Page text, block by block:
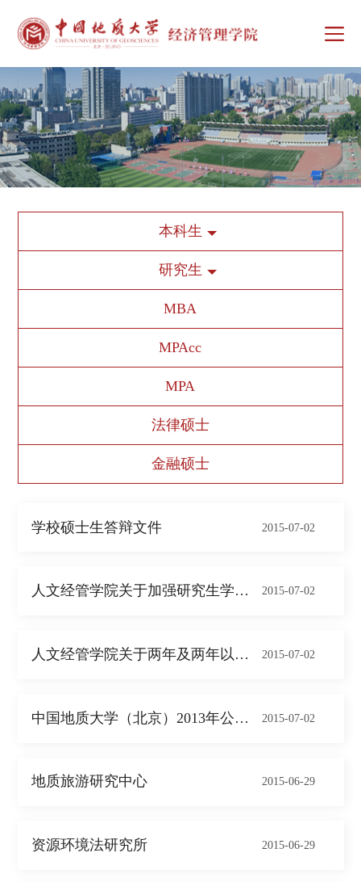
本科生
研究生
MBA
MPAcc
MPA
法律硕士
金融硕士
学校硕士生答辩文件 2015-07-02
人文经管学院关于加强研究生学位论文中的学... 2015-07-02
人文经管学院关于两年及两年以内申请硕士学... 2015-07-02
中国地质大学（北京）2013年公共管理硕... 2015-07-02
地质旅游研究中心 2015-06-29
资源环境法研究所 2015-06-29